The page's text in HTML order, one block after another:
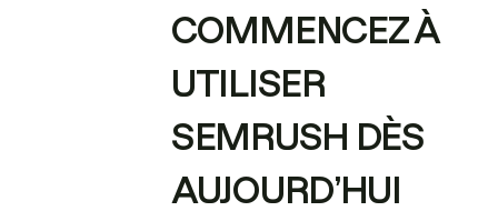
COMMENCEZ À
UTILISER
SEMRUSH DÈS
AUJOURD’HUI